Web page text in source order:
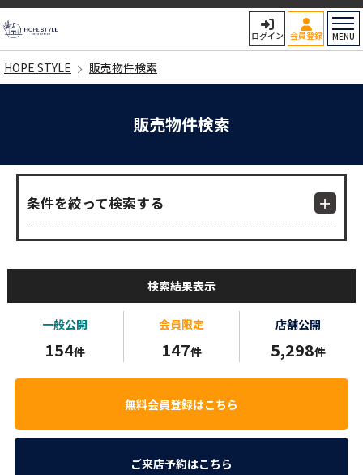
ログイン 会員登録 MENU
HOPE STYLE 販売物件検索
販売物件検索
条件を絞って検索する
検索結果表示
一般公開
154件
会員限定
147件
店舗公開
5,298件
無料会員登録はこちら
ご来店予約はこちら